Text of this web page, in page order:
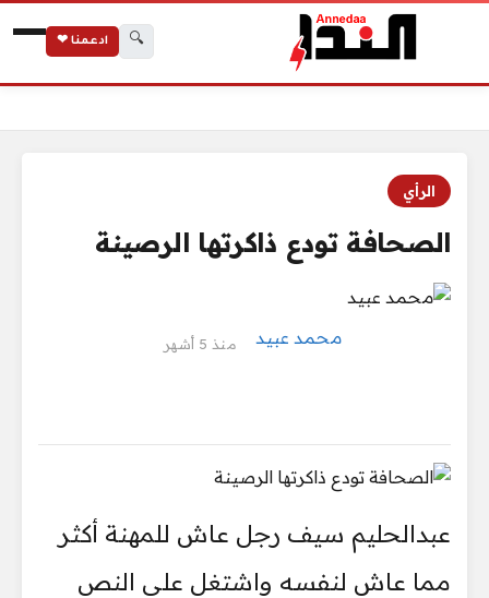
🔍 ادعمنا ❤
الرأي
الصحافة تودع ذاكرتها الرصينة
محمد عبيد منذ 5 أشهر
عبدالحليم سيف رجل عاش للمهنة أكثر
مما عاش لنفسه واشتغل على النص